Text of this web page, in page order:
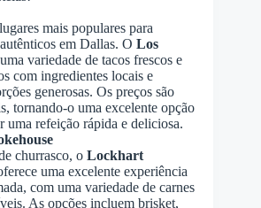
mais populares para
em Dallas. O Los
variedade de tacos frescos e
com ingredientes locais e
generosas. Os preços são
tornando-o uma excelente opção
uma refeição rápida e deliciosa.
churrasco, o Lockhart
uma excelente experiência
com uma variedade de carnes
As opções incluem brisket,